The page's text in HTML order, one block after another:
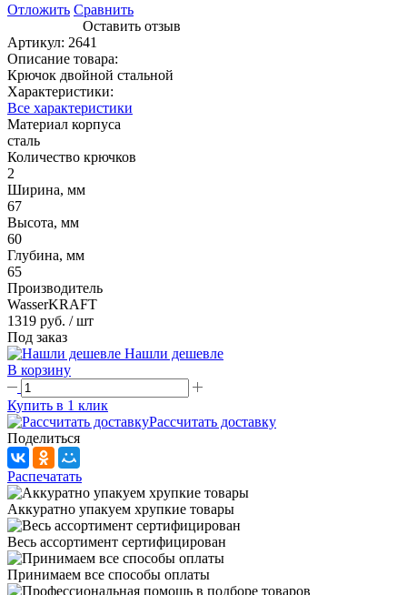
Отложить Сравнить
Оставить отзыв
Артикул: 2641
Описание товара:
Крючок двойной стальной
Характеристики:
Все характеристики
Материал корпуса
сталь
Количество крючков
2
Ширина, мм
67
Высота, мм
60
Глубина, мм
65
Производитель
WasserKRAFT
1319 руб. / шт
Под заказ
Нашли дешевле
В корзину
Купить в 1 клик
Рассчитать доставку
Поделиться
Распечатать
Аккуратно упакуем хрупкие товары
Весь ассортимент сертифицирован
Принимаем все способы оплаты